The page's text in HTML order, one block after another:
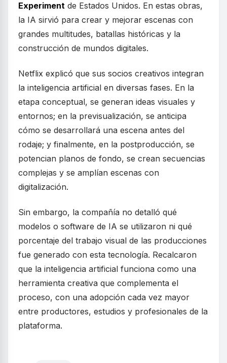
Experiment de Estados Unidos. En estas obras,
la IA sirvió para crear y mejorar escenas con
grandes multitudes, batallas históricas y la
construcción de mundos digitales.
Netflix explicó que sus socios creativos integran
la inteligencia artificial en diversas fases. En la
etapa conceptual, se generan ideas visuales y
entornos; en la previsualización, se anticipa
cómo se desarrollará una escena antes del
rodaje; y finalmente, en la postproducción, se
potencian planos de fondo, se crean secuencias
complejas y se amplían escenas con
digitalización.
Sin embargo, la compañía no detalló qué
modelos o software de IA se utilizaron ni qué
porcentaje del trabajo visual de las producciones
fue generado con esta tecnología. Recalcaron
que la inteligencia artificial funciona como una
herramienta creativa que complementa el
proceso, con una adopción cada vez mayor
entre productores, estudios y profesionales de la
plataforma.